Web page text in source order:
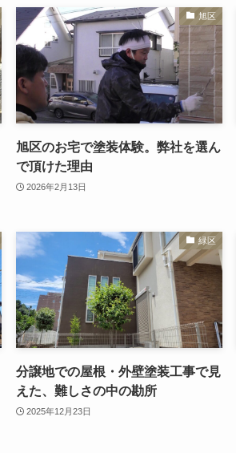
旭区
旭区のお宅で塗装体験。弊社を選ん
で頂けた理由
2026年2月13日
緑区
分譲地での屋根・外壁塗装工事で見
えた、難しさの中の勘所
2025年12月23日